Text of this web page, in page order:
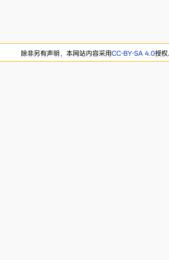
除非另有声明，本网站内容采用CC-BY-SA 4.0授权